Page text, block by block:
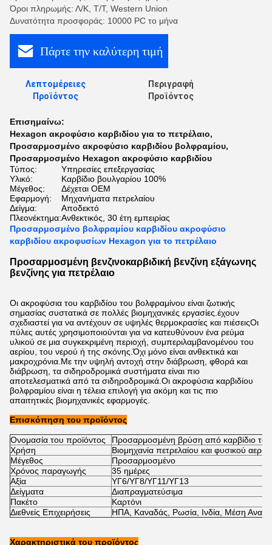
Όροι πληρωμής: Λ/Κ, Τ/Τ, Western Union
Δυνατότητα προσφοράς: 10000 PC το μήνα
Πάρτε την καλύτερη τιμή
Λεπτομέρειες
Προϊόντος
Περιγραφή
Προϊόντος
Επισημαίνω:
Hexagon ακροφύσιο καρβιδίου για το πετρέλαιο,
Προσαρμοσμένο ακροφύσιο καρβιδίου βολφραμίου,
Προσαρμοσμένο Hexagon ακροφύσιο καρβιδίου
Τύπος:
Υπηρεσίες επεξεργασίας
Υλικό:
Καρβίδιο βουλγαρίου 100%
Μέγεθος:
Δέχεται OEM
Εφαρμογή:
Μηχανήματα πετρελαίου
Δείγμα:
Αποδεκτό
Πλεονέκτημα:Ανθεκτικός, 30 έτη εμπειρίας
Προσαρμοσμένο βολφραμίου καρβιδίου ακροφύσιο
καρβιδίου ακροφυσίων Hexagon για το πετρέλαιο
Προσαρμοσμένη βενζινοκαρβιδική βενζίνη εξάγωνης
βενζίνης για πετρέλαιο
Οι ακροφύσια του καρβιδίου του βολφραμίνου είναι ζωτικής
σημασίας συστατικά σε πολλές βιομηχανικές εργασίες.έχουν
σχεδιαστεί για να αντέχουν σε υψηλές θερμοκρασίες και πιέσειςΟι
πύλες αυτές χρησιμοποιούνται για να κατευθύνουν ένα ρεύμα
υλικού σε μια συγκεκριμένη περιοχή, συμπεριλαμβανομένου του
αερίου, του νερού ή της σκόνης.Όχι μόνο είναι ανθεκτικά και
μακροχρόνια.Με την υψηλή αντοχή στην διάβρωση, φθορά και
διάβρωση, τα σιδηροδρομικά συστήματα είναι πιο
αποτελεσματικά από τα σιδηροδρομικά.Οι ακροφύσια καρβιδίου
βολφραμίου είναι η τέλεια επιλογή για ακόμη και τις πιο
απαιτητικές βιομηχανικές εφαρμογές.
Επισκόπηση του προϊόντος
Ονομασία του προϊόντος
Προσαρμοσμένη βρύση από καρβίδιο
Χρήση
Βιομηχανία πετρελαίου και φυσικού
Μέγεθος
Προσαρμοσμένο
Χρόνος παραγωγής
35 ημέρες
Αξία
ΥΓ6/ΥΓ8/ΥΓ11/ΥΓ13
Δείγματα
Διαπραγματεύσιμα
Πακέτο
Καρτόνι
Διεθνείς Επιχειρήσεις
ΗΠΑ, Καναδάς, Ρωσία, Ινδία, Μέση
Χαρακτηριστικά του προϊόντος